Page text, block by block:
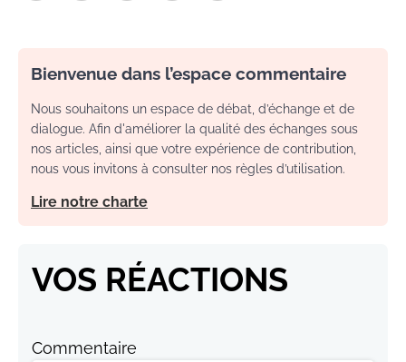
Bienvenue dans l’espace commentaire
Nous souhaitons un espace de débat, d’échange et de
dialogue. Afin d'améliorer la qualité des échanges sous
nos articles, ainsi que votre expérience de contribution,
nous vous invitons à consulter nos règles d’utilisation.
Lire notre charte
VOS RÉACTIONS
Commentaire